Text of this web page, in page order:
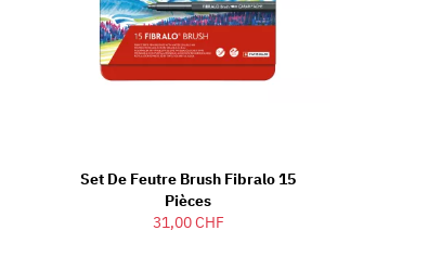
Set De Feutre Brush Fibralo 15
Pièces
31,00 CHF